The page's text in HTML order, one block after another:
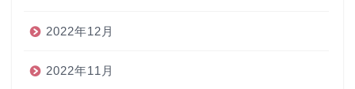
2022年12月
2022年11月